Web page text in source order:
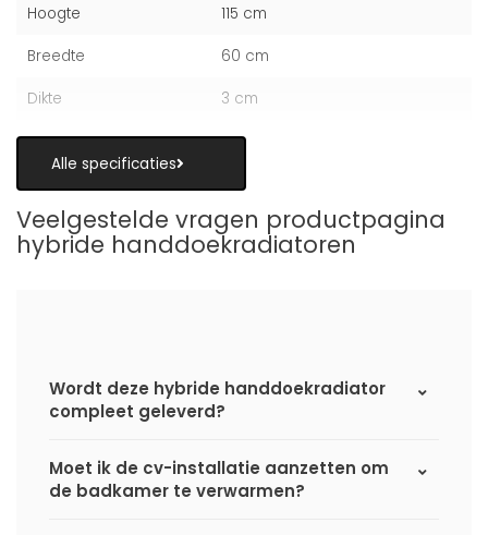
Hoogte 115 cm
Breedte 60 cm
Dikte 3 cm
Alle specificaties
Veelgestelde vragen productpagina
hybride handdoekradiatoren
Wordt deze hybride handdoekradiator
compleet geleverd?
Moet ik de cv-installatie aanzetten om
de badkamer te verwarmen?